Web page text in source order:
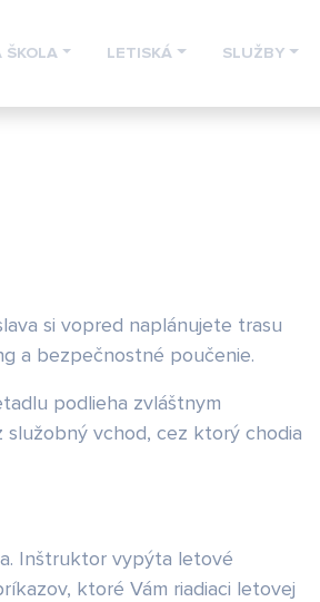
ŠKOLA LETISKÁ SLUŽBY
si vopred naplánujete trasu
a bezpečnostné poučenie.
podlieha zvláštnym
vchod, cez ktorý chodia
Inštruktor vypýta letové
ktoré Vám riadiaci letovej